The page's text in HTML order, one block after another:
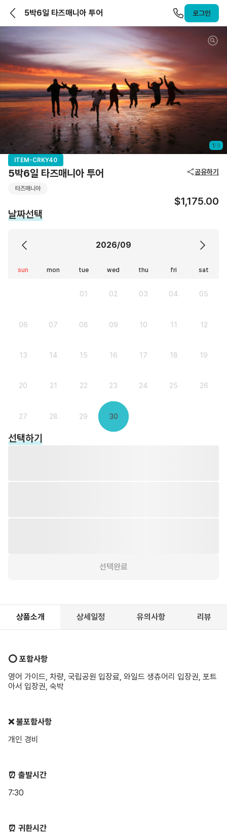
앨라호주 | ELLAHOJU
5박6일 타즈매니아 투어 로그인
1/ 9
ITEM-CRKY40
5박6일 타즈매니아 투어 공유하기
타즈매니아
$1,175.00
날짜선택
2026/09
sun mon tue wed thu fri sat
01 02 03 04 05
06 07 08 09 10 11 12
13 14 15 16 17 18 19
20 21 22 23 24 25 26
27 28 29 30
선택하기
아서 입장권, 숙박
❌ 불포함사항
⏰ 출발시간
⏰ 귀환시간